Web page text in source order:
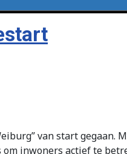
van start
inwoners actief te